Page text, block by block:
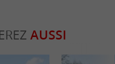
AUSSI